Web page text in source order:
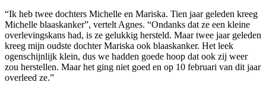
“Ik heb twee dochters Michelle en Mariska. Tien jaar geleden kreeg
Michelle blaaskanker”, vertelt Agnes. “Ondanks dat ze een kleine
overlevingskans had, is ze gelukkig hersteld. Maar twee jaar geleden
kreeg mijn oudste dochter Mariska ook blaaskanker. Het leek
ogenschijnlijk klein, dus we hadden goede hoop dat ook zij weer
zou herstellen. Maar het ging niet goed en op 10 februari van dit jaar
overleed ze.”